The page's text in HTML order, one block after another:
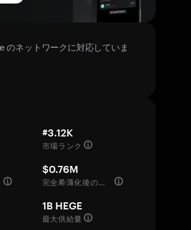
のネットワークに対応していま
#3.12K
市場ランク
$0.76M
完全希薄化後の評価額
1B HEGE
最大供給量